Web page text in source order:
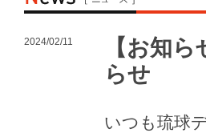
2024/02/11
【お知
らせ
いつも琉球